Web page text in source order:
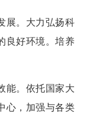
展。大力弘扬科
良好环境。培养
能。依托国家大
心，加强与各类